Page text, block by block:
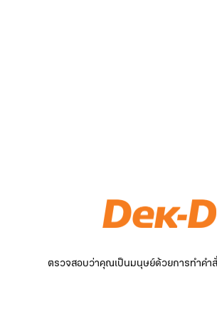
ตรวจสอบว่าคุณเป็นมนุษย์ด้วยการทำคำสั่